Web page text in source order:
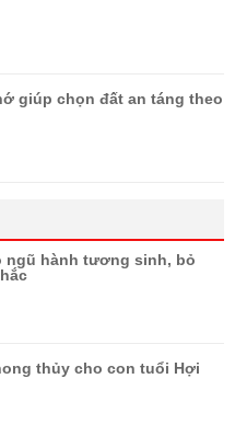
giúp chọn đất an táng theo
ngũ hành tương sinh, bỏ
thủy cho con tuổi Hợi